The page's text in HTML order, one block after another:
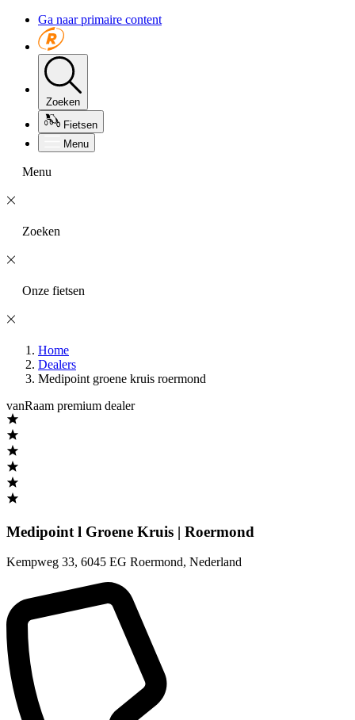
Ga naar primaire content
Zoeken
Fietsen
Menu
Menu
Zoeken
Onze fietsen
Home
Dealers
Medipoint groene kruis roermond
vanRaam premium dealer
Medipoint l Groene Kruis | Roermond
Kempweg 33, 6045 EG Roermond, Nederland